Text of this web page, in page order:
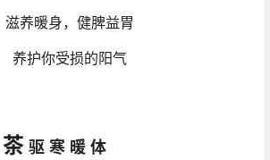
滋养暖身，健脾益胃
养护你受损的阳气
驱寒暖体